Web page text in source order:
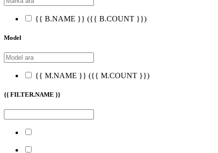
{{ B.NAME }} ({{ B.COUNT }})
Model
{{ M.NAME }} ({{ M.COUNT }})
{{ FILTER.NAME }}